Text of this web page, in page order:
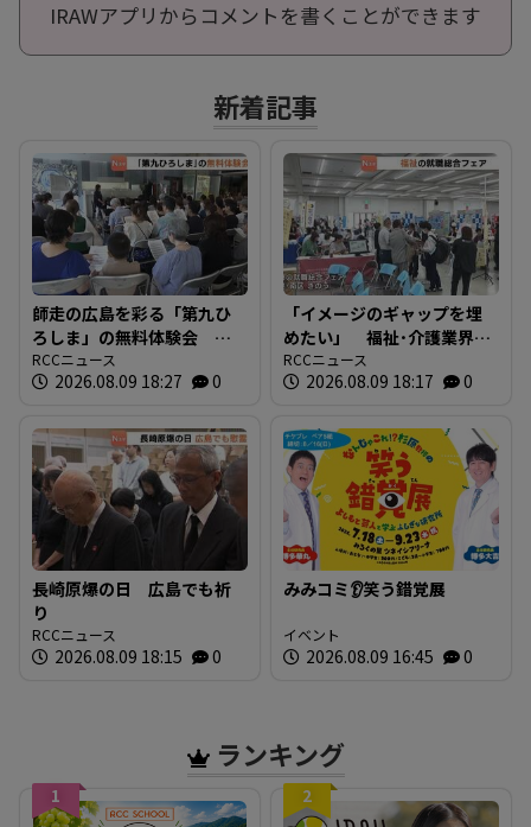
IRAWアプリからコメントを書くことができます
新着記事
師走の広島を彩る「第九ひ
ろしま」の無料体験会 指
揮者に沼尻竜典さん迎え
今年は12月20日に開催
RCCニュース
2026.08.09 18:27 0
「イメージのギャップを埋
めたい」 福祉･介護業界と
求職者つなぐ 福祉の就職
総合フェア 広島
RCCニュース
2026.08.09 18:17 0
長崎原爆の日 広島でも祈
り
RCCニュース
2026.08.09 18:15 0
みみコミ👂笑う錯覚展
イベント
2026.08.09 16:45 0
ランキング
1 2